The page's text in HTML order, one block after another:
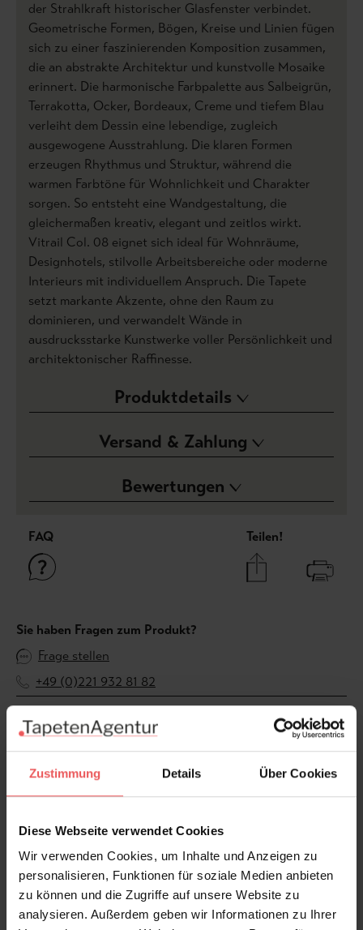
Zustimmung Details Über Cookies
Diese Webseite verwendet Cookies
Wir verwenden Cookies, um Inhalte und Anzeigen zu
personalisieren, Funktionen für soziale Medien anbieten
zu können und die Zugriffe auf unsere Website zu
analysieren. Außerdem geben wir Informationen zu Ihrer
der Strahlkraft historischer Glasfenster verbindet.
Geometrische Formen, Bögen, Kreise und Linien fügen
sich zu einer faszinierenden Komposition zusammen,
die an abstrakte Architektur und kunstvolle Mosaike
erinnert. Die harmonische Farbpalette aus Salbeigrün,
Terrakotta, Ocker, Bordeaux, Creme und tiefem Blau
verleiht dem Dessin eine lebendige, zugleich
ausgewogene Ausstrahlung. Die klaren Formen
erzeugen Rhythmus und Struktur, während die
warmen Farbtöne für Wohnlichkeit und Charakter
sorgen. So entsteht eine Wandgestaltung, die
gleichermaßen kreativ, elegant und zeitlos wirkt.
Vitrail Col. 08 eignet sich ideal für Wohnräume,
Designhotels, stilvolle Arbeitsbereiche oder moderne
Interieurs mit individuellem Anspruch. Die Tapete
setzt markante Akzente, ohne den Raum zu
dominieren, und verwandelt Wände in
ausdrucksstarke Kunstwerke voller Persönlichkeit und
architektonischer Raffinesse.
Produktdetails
Versand & Zahlung
Bewertungen
FAQ Teilen!
Sie haben Fragen zum Produkt?
Frage stellen
+49 (0)221 932 81 82
Produktgalerie überspringen
Varianten